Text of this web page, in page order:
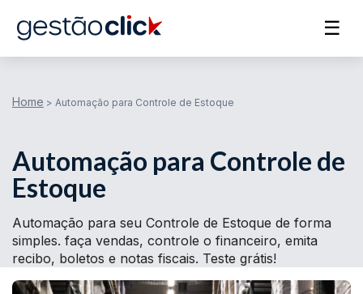
☰
Home > Automação para Controle de Estoque
Automação para Controle de
Estoque
Automação para seu Controle de Estoque de forma
simples. faça vendas, controle o financeiro, emita
recibo, boletos e notas fiscais. Teste grátis!